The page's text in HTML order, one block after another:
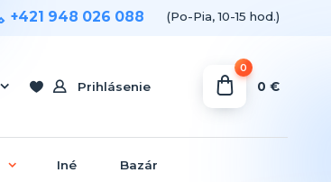
Prihlásenie
+421 948 026 088 (Po-Pia, 10-15 hod.)
0
0 €
Iné Bazár